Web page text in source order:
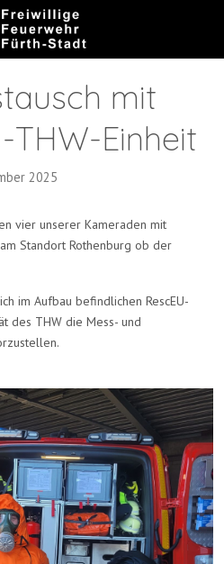
mit
THW-Einheit
2025
vier unserer Kameraden mit
Standort Rothenburg ob der
im Aufbau befindlichen RescEU-
des THW die Mess- und